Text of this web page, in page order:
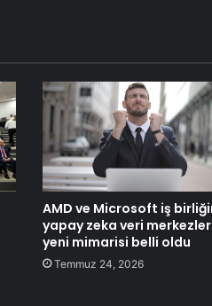
AMD ve Microsoft iş
yapay zeka veri
yeni mimarisi belli oldu
Temmuz 24, 2026